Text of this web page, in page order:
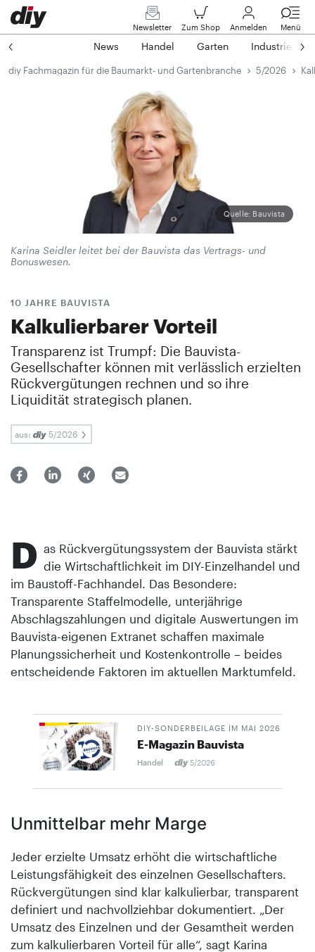
Newsletter Zum Shop Anmelden Menü
News Handel Garten Industrie
diy Fachmagazin für die Baumarkt- und Gartenbranche 5/2026
Quelle: Bauvista
Karina Seidler leitet bei der Bauvista das Vertrags- und
Bonuswesen.
10 JAHRE BAUVISTA
Kalkulierbarer Vorteil
Transparenz ist Trumpf: Die Bauvista-
Gesellschafter können mit verlässlich erzielten
Rückvergütungen rechnen und so ihre
Liquidität strategisch planen.
aus: 5/2026
D as Rückvergütungssystem der Bauvista stärkt
die Wirtschaftlichkeit im DIY-Einzelhandel und
im Baustoff-Fachhandel. Das Besondere:
Transparente Staffelmodelle, unterjährige
Abschlagszahlungen und digitale Auswertungen im
Bauvista-eigenen Extranet schaffen maximale
Planungssicherheit und Kostenkontrolle – beides
entscheidende Faktoren im aktuellen Marktumfeld.
DIY-SONDERBEILAGE IM MAI 2026
E-Magazin Bauvista
Handel 5/2026
Unmittelbar mehr Marge
Jeder erzielte Umsatz erhöht die wirtschaftliche
Leistungsfähigkeit des einzelnen Gesellschafters.
Rückvergütungen sind klar kalkulierbar, transparent
definiert und nachvollziehbar dokumentiert. „Der
Umsatz des Einzelnen und der Gesamtheit werden
zum kalkulierbaren Vorteil für alle“, sagt Karina